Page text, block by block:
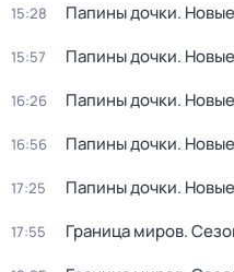
15:28 Папины дочки. Новые
15:57 Папины дочки. Новые
16:26 Папины дочки. Новые
16:56 Папины дочки. Новые
17:25 Папины дочки. Новые
17:55 Граница миров.